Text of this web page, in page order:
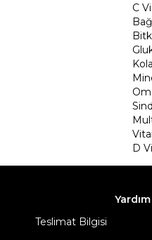
C
D
Yardım
Teslimat Bilgisi